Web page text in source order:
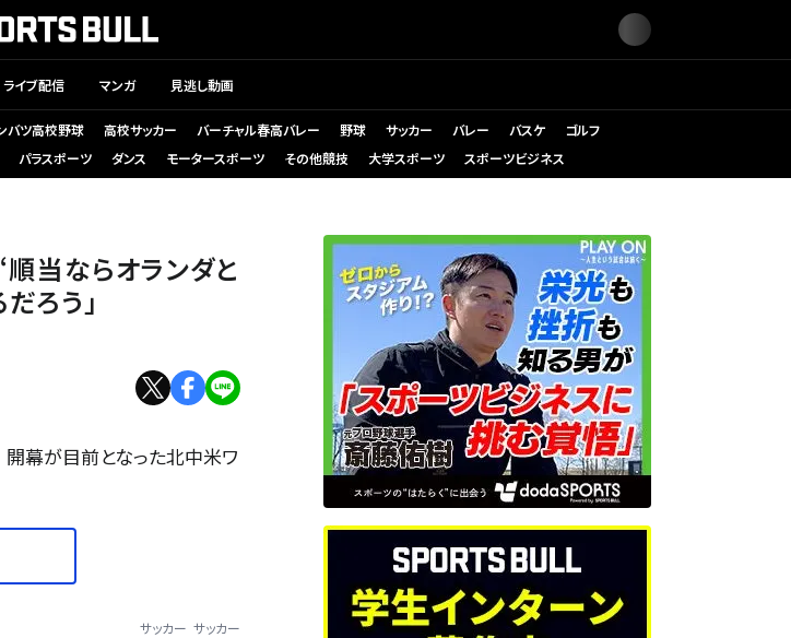
ライブ配信 マンガ 見逃し動画
バツ高校野球 高校サッカー バーチャル春高バレー 野球 サッカー バレー バスケ
ゴルフ
パラスポーツ ダンス モータースポーツ その他競技 大学スポーツ スポーツビジネス
当ならオランダと
ろう」
幕が目前となった北中米ワ
サッカー サッカー